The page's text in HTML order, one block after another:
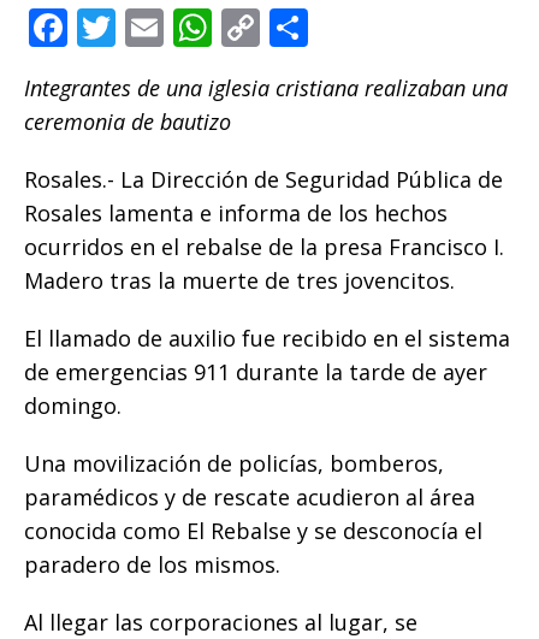
F
c
e
b
o
o
k
T
it
te
r
E
ai
l
W
h
at
s
A
p
p
C
p
Li
n
k
m
ar
ti
r
Integrantes de una iglesia cristiana realizaban una
ceremonia de bautizo
Rosales.- La Dirección de Seguridad Pública de
Rosales lamenta e informa de los hechos
ocurridos en el rebalse de la presa Francisco I.
Madero tras la muerte de tres jovencitos.
El llamado de auxilio fue recibido en el sistema
de emergencias 911 durante la tarde de ayer
domingo.
Una movilización de policías, bomberos,
paramédicos y de rescate acudieron al área
conocida como El Rebalse y se desconocía el
paradero de los mismos.
Al llegar las corporaciones al lugar, se